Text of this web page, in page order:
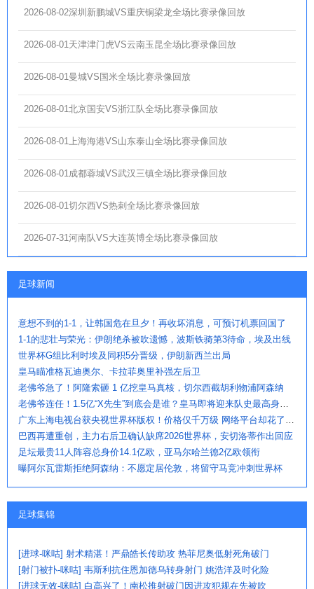
2026-08-02深圳新鹏城VS重庆铜梁龙全场比赛录像回放
2026-08-01天津津门虎VS云南玉昆全场比赛录像回放
2026-08-01曼城VS国米全场比赛录像回放
2026-08-01北京国安VS浙江队全场比赛录像回放
2026-08-01上海海港VS山东泰山全场比赛录像回放
2026-08-01成都蓉城VS武汉三镇全场比赛录像回放
2026-08-01切尔西VS热刺全场比赛录像回放
2026-07-31河南队VS大连英博全场比赛录像回放
足球新闻
意想不到的1-1，让韩国危在旦夕！再收坏消息，可预订机票回国了
1-1的悲壮与荣光：伊朗绝杀被吹遗憾，波斯铁骑第3待命，埃及出线
世界杯G组比利时埃及同积5分晋级，伊朗新西兰出局
皇马瞄准格瓦迪奥尔、卡拉菲奥里补强左后卫
老佛爷急了！阿隆索砸 1 亿挖皇马真核，切尔西截胡利物浦阿森纳
巴西再遭重创，主力右后卫确认缺席2026世界杯，安切洛蒂作出回应
足坛最贵11人阵容总身价14.1亿欧，亚马尔哈兰德2亿欧领衔
曝阿尔瓦雷斯拒绝阿森纳：不愿定居伦敦，将留守马竞冲刺世界杯
足球集锦
[进球-咪咕] 射术精湛！严鼎皓长传助攻 热菲尼奥低射死角破门
[射门被扑-咪咕] 韦斯利抗住恩加德乌转身射门 姚浩洋及时化险
[进球无效-咪咕] 白高兴了！南松推射破门因进攻犯规在先被吹